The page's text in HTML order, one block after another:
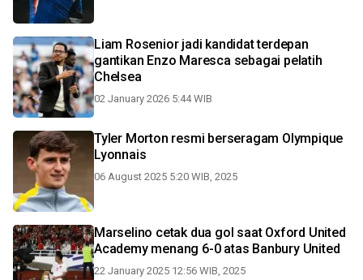
Liam Rosenior jadi kandidat terdepan
gantikan Enzo Maresca sebagai pelatih
Chelsea
02 January 2026 5:44 WIB
Tyler Morton resmi berseragam Olympique
Lyonnais
06 August 2025 5:20 WIB, 2025
Marselino cetak dua gol saat Oxford United
Academy menang 6-0 atas Banbury United
22 January 2025 12:56 WIB, 2025